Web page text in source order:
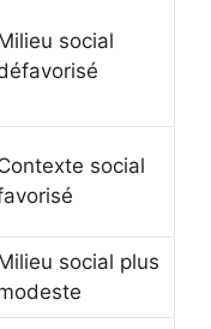
social
social
social plus